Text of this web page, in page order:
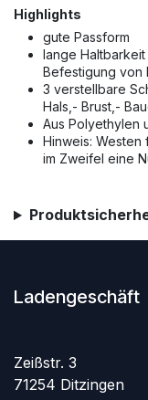
Highlights
gute Passform
lange
Befestigung von
3 verstellbare
Hals,- Brust,-
Aus Polyethylen
Hinweis:
im Zweifel eine
Ladengeschäft
Zeißstr. 3
71254 Ditzingen